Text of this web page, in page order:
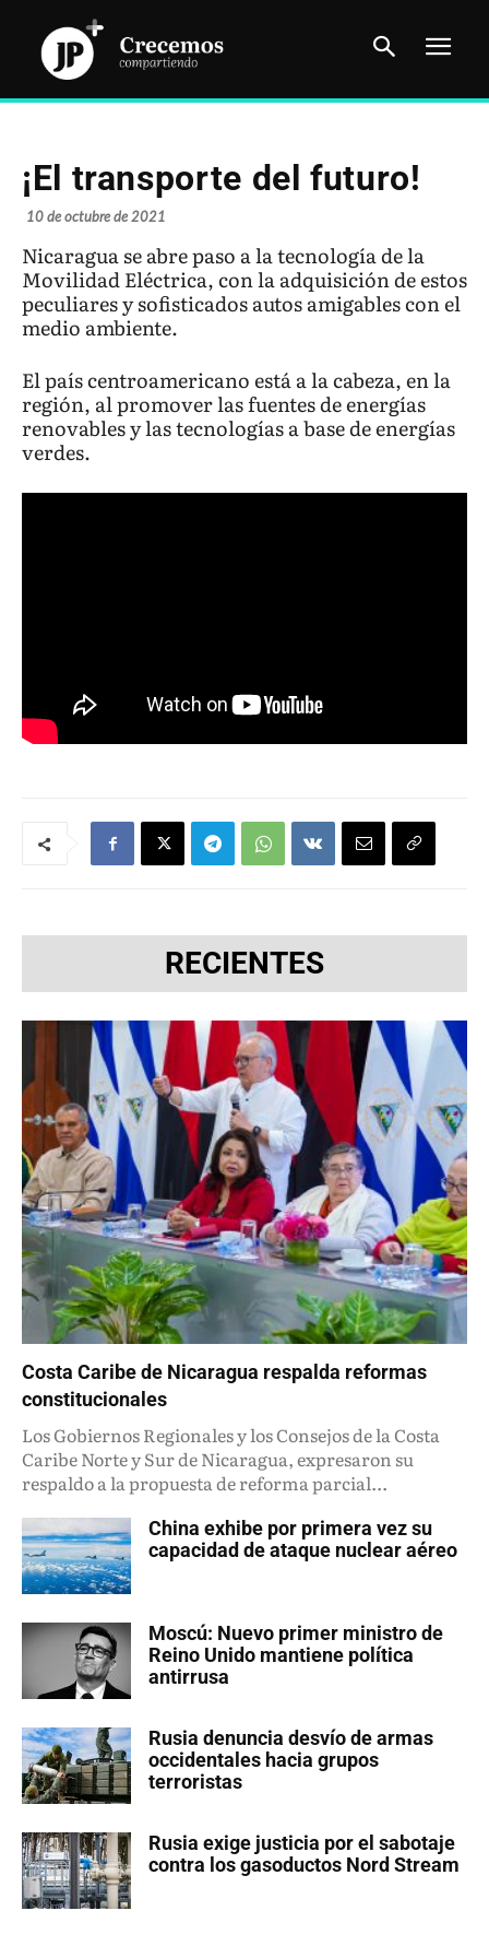
¡El transporte del futuro!
10 de octubre de 2021
Nicaragua se abre paso a la tecnología de la
Movilidad Eléctrica, con la adquisición de estos
peculiares y sofisticados autos amigables con el
medio ambiente.
El país centroamericano está a la cabeza, en la
región, al promover las fuentes de energías
renovables y las tecnologías a base de energías
verdes.
RECIENTES
Costa Caribe de Nicaragua respalda reformas
constitucionales
Los Gobiernos Regionales y los Consejos de la Costa
Caribe Norte y Sur de Nicaragua, expresaron su
respaldo a la propuesta de reforma parcial...
China exhibe por primera vez su
capacidad de ataque nuclear aéreo
Moscú: Nuevo primer ministro de
Reino Unido mantiene política
antirrusa
Rusia denuncia desvío de armas
occidentales hacia grupos
terroristas
Rusia exige justicia por el sabotaje
contra los gasoductos Nord Stream